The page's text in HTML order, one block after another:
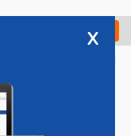
Check in
x